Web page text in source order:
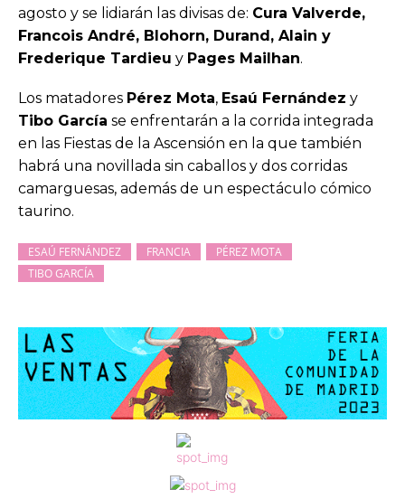
agosto y se lidiarán las divisas de: Cura Valverde,
Francois André, Blohorn, Durand, Alain y
Frederique Tardieu y Pages Mailhan.
Los matadores Pérez Mota, Esaú Fernández y
Tibo García se enfrentarán a la corrida integrada
en las Fiestas de la Ascensión en la que también
habrá una novillada sin caballos y dos corridas
camarguesas, además de un espectáculo cómico
taurino.
ESAÚ FERNÁNDEZ FRANCIA
PÉREZ MOTA
TIBO GARCÍA